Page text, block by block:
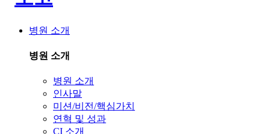
병원 소개
병원 소개
병원 소개
인사말
미션/비전/핵심가치
연혁 및 성과
CI 소개